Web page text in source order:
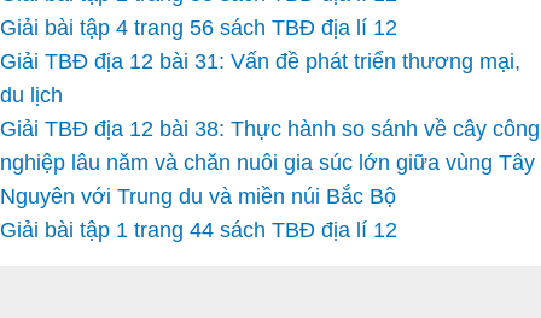
Giải bài tập 4 trang 56 sách TBĐ địa lí 12
Giải TBĐ địa 12 bài 31: Vấn đề phát triển thương mại,
du lịch
Giải TBĐ địa 12 bài 38: Thực hành so sánh về cây công
nghiệp lâu năm và chăn nuôi gia súc lớn giữa vùng Tây
Nguyên với Trung du và miền núi Bắc Bộ
Giải bài tập 1 trang 44 sách TBĐ địa lí 12